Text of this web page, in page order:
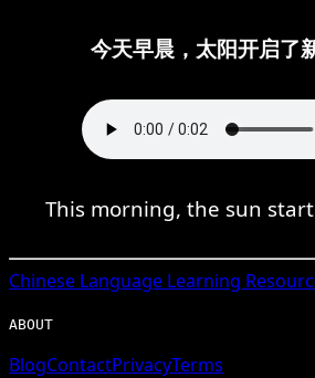
今天早晨，太阳开启了
This morning, the sun
Chinese Language Learning
ABOUT
BlogContactPrivacyTerms